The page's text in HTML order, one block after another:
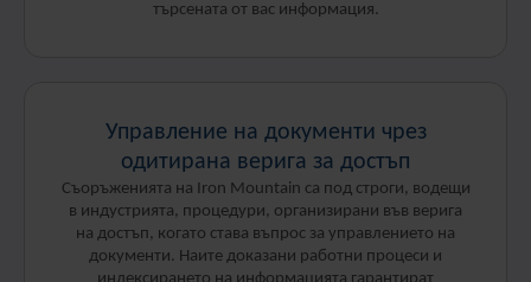
търсената от вас информация.
Управление на документи чрез
одитирана верига за достъп
Съоръженията на Iron Mountain са под строги, водещи
в индустрията, процедури, организирани във верига
на достъп, когато става въпрос за управлението на
документи. Наите доказани работни процеси и